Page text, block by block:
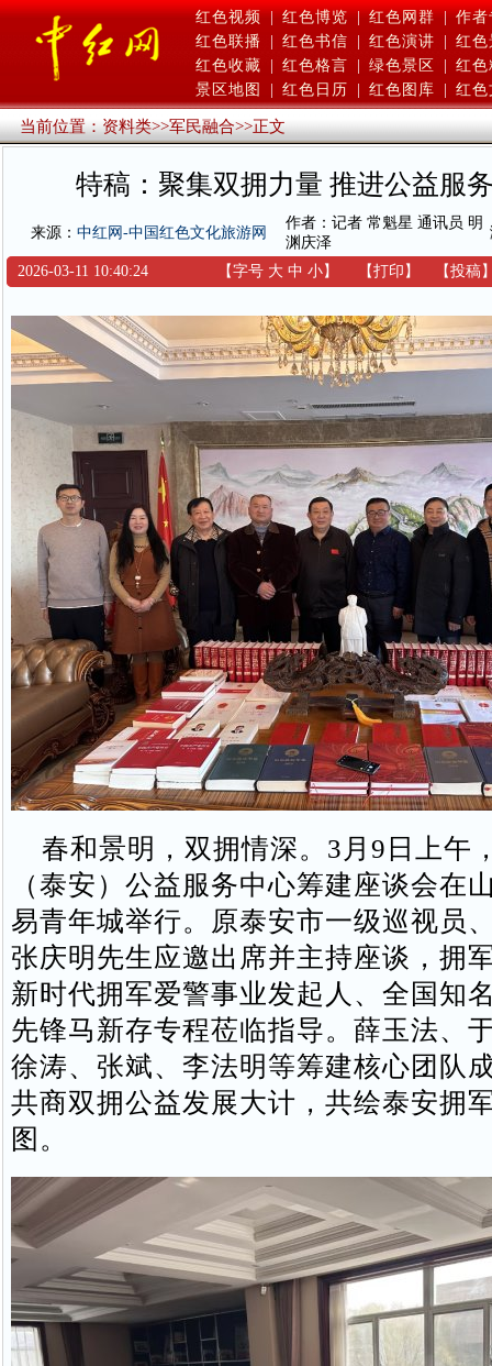
红色视频 | 红色博览 | 红色网群 | 作者
红色联播
红色书信 红色演讲
红色
红色收藏
红色格言 绿色景区
红色
景区地图
红色日历 红色图库 红色
当前位置：资料类>>军民融合>>正文
特稿：聚集双拥力量 推进公益服
来源： 中红网-中国红色文化旅游网
作者：记者 常魁星 通讯员 明
渊庆泽
2026-03-11 10:40:24 【字号 大 中 小】 【打印 】 【投稿
春和景明，双拥情深。3月9日上午
（泰安）公益服务中心筹建座谈会在
易青年城举行。原泰安市一级巡视员
张庆明先生应邀出席并主持座谈，拥
新时代拥军爱警事业发起人、全国知
先锋马新存专程莅临指导。薛玉法、
徐涛、张斌、李法明等筹建核心团队
共商双拥公益发展大计，共绘泰安拥
图。